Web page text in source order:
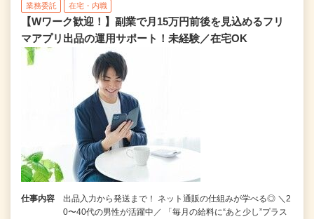
業務委託 在宅・内職
【Wワーク歓迎！】副業で月15万円前後を見込めるフリ
マアプリ出品の運用サポート！未経験／在宅OK
仕事内容
出品入力から発送まで！ ネット通販の仕組みが学べる◎ ＼2
0〜40代の男性が活躍中／ 「毎月の給料に“あと少し”プラス